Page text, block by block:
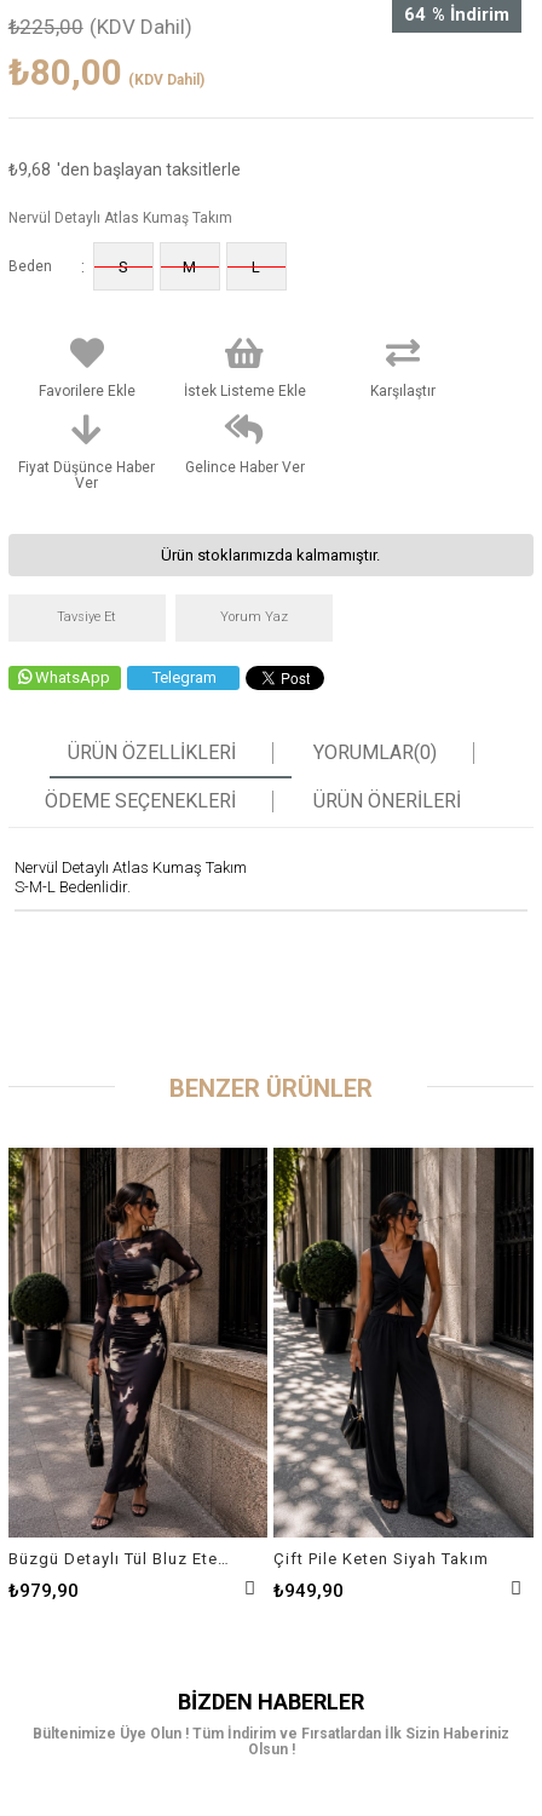
%
64 İndirim
₺225,00 (KDV Dahil)
₺80,00 (KDV Dahil)
₺9,68 'den başlayan taksitlerle
Nervül Detaylı Atlas Kumaş Takım
Beden : S M L
Favorilere Ekle İstek Listeme Ekle Karşılaştır
Fiyat Düşünce Haber
Ver
Gelince Haber Ver
Ürün stoklarımızda kalmamıştır.
Tavsiye Et Yorum Yaz
WhatsApp Telegram
ÜRÜN ÖZELLIKLERI YORUMLAR(0)
ÖDEME SEÇENEKLERI ÜRÜN ÖNERILERI
Nervül Detaylı Atlas Kumaş Takım
S-M-L Bedenlidir.
BENZER ÜRÜNLER
Büzgü Detaylı Tül Bluz Etek Takım
₺979,90
Çift Pile Keten Siyah Takım
₺949,90
BIZDEN HABERLER
Bültenimize Üye Olun ! Tüm İndirim ve Fırsatlardan İlk Sizin Haberiniz
Olsun !